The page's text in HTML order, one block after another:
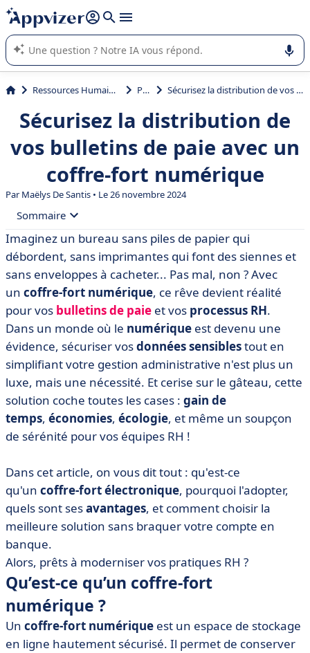
répondre (plusieurs lignes avec
L'IA de Appvizer vous guide dans l'utilisation ou la sélection de
logiciel SaaS en entreprise.
Ressources Humaines (RH) Paie Sécurisez la distribution de vos bulletins de paie avec un coffre-fort numérique
Sécurisez la distribution de
vos bulletins de paie avec un
coffre-fort numérique
ParMaëlys De Santis • Le 26 novembre 2024
Sommaire
• Qu’est-ce qu’un coffre-fort numérique ?
• Quels sont les 5 avantages des coffres-forts
numériques ?
• Le coffre-fort électronique pour bulletin de paie :
obligatoire en 2024/2025 ?
• Choisissez le meilleur coffre-fort numérique pour la
distribution de vos bulletins de paie
• 6 étapes pour Implémenter un coffre-fort numérique
• Mettez en place un coffre-fort numérique, sans
braquer votre compte en banque
Imaginez un bureau sans piles de papier qui
débordent, sans imprimantes qui font des siennes et
sans enveloppes à cacheter... Pas mal, non ? Avec
un coffre-fort numérique, ce rêve devient réalité
pour vos bulletins de paie et vos processus RH.
Dans un monde où le numérique est devenu une
évidence, sécuriser vosdonnées sensiblestout en
simplifiant votre gestion administrative n'est plus un
luxe, mais une nécessité. Et cerise sur le gâteau, cette
solution coche toutes les cases : gain de
temps, économies, écologie, et même un soupçon
de sérénité pour vos équipes RH !
Dans cet article, on vous dit tout : qu'est-ce
qu'un coffre-fort électronique, pourquoi l'adopter,
quels sont sesavantages, et comment choisir la
meilleure solution sans braquer votre compte en
banque.
Alors, prêts à moderniser vos pratiques RH ?
Qu’est-ce qu’un coffre-fort
numérique ?
Un coffre-fort numérique est un espace de stockage
en ligne hautement sécurisé. Il permet de conserver